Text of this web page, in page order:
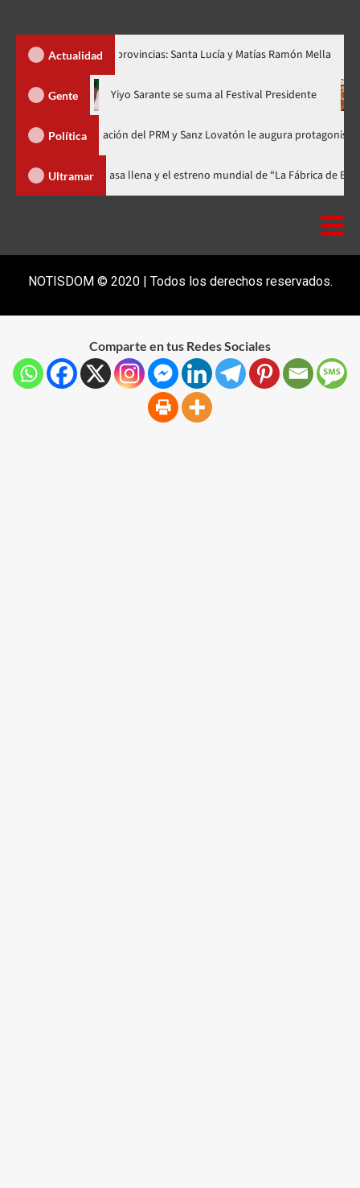
Actualidad
dos nuevas provincias: Santa Lucía y Matías Ramón Mella
Gente
en nuevo horario Yiyo Sarante se suma al Festival
Política
Organización del PRM y Sanz Lovatón le augura protagonismo político
Ultramar
celebra 15 años con una gala a casa llena y el estreno mundial de “La
NOTISDOM © 2020 | Todos los derechos reservados.
Comparte en tus Redes Sociales